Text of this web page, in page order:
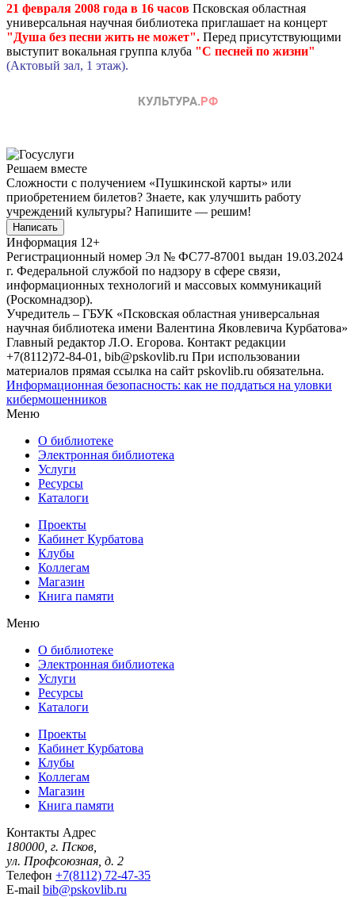
21 февраля 2008 года в 16 часов Псковская областная
универсальная научная библиотека приглашает на концерт
"Душа без песни жить не может". Перед присутствующими
выступит вокальная группа клуба "С песней по жизни"
(Актовый зал, 1 этаж).
Решаем вместе
Сложности с получением «Пушкинской карты» или
приобретением билетов? Знаете, как улучшить работу
учреждений культуры? Напишите — решим!
Написать
Информация 12+
Регистрационный номер Эл № ФС77-87001 выдан 19.03.2024
г. Федеральной службой по надзору в сфере связи,
информационных технологий и массовых коммуникаций
(Роскомнадзор).
Учредитель – ГБУК «Псковская областная универсальная
научная библиотека имени Валентина Яковлевича Курбатова»
Главный редактор Л.О. Егорова. Контакт редакции
+7(8112)72-84-01, bib@pskovlib.ru При использовании
материалов прямая ссылка на сайт pskovlib.ru обязательна.
Информационная безопасность: как не поддаться на уловки
кибермошенников
Меню
О библиотеке
Электронная библиотека
Услуги
Ресурсы
Каталоги
Проекты
Кабинет Курбатова
Клубы
Коллегам
Магазин
Книга памяти
Меню
О библиотеке
Электронная библиотека
Услуги
Ресурсы
Каталоги
Проекты
Кабинет Курбатова
Клубы
Коллегам
Магазин
Книга памяти
Контакты Адрес
180000, г. Псков,
ул. Профсоюзная, д. 2
Телефон +7(8112) 72-47-35
E-mail bib@pskovlib.ru